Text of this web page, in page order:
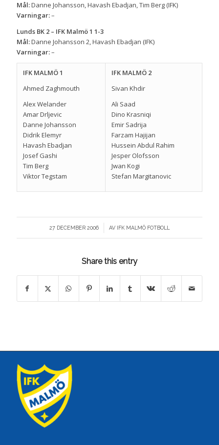
Mål:Danne Johansson, Havash Ebadjan, Tim Berg (IFK)
Varningar:–
Lunds BK 2 – IFK Malmö 1 1-3
Mål:Danne Johansson 2, Havash Ebadjan (IFK)
Varningar:–
IFK MALMÖ 1
Ahmed Zaghmouth
Alex Welander
Amar Drljevic
Danne Johansson
Didrik Elemyr
Havash Ebadjan
Josef Gashi
Tim Berg
Viktor Tegstam
IFK MALMÖ 2
Sivan Khdir
Ali Saad
Dino Krasniqi
Emir Sadrija
Farzam Hajijan
Hussein Abdul Rahim
Jesper Olofsson
Jwan Kogi
Stefan Margitanovic
27 DECEMBER 2006
/ AV IFK MALMÖ FOTBOLL
Share this entry